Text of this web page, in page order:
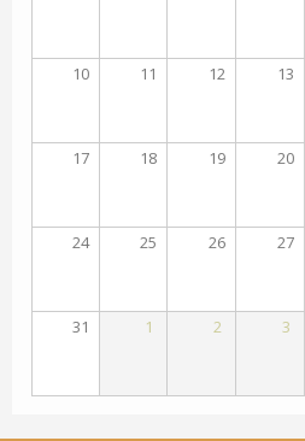
10 11 12 13
17 18 19 20
24 25 26 27
31 1 2 3